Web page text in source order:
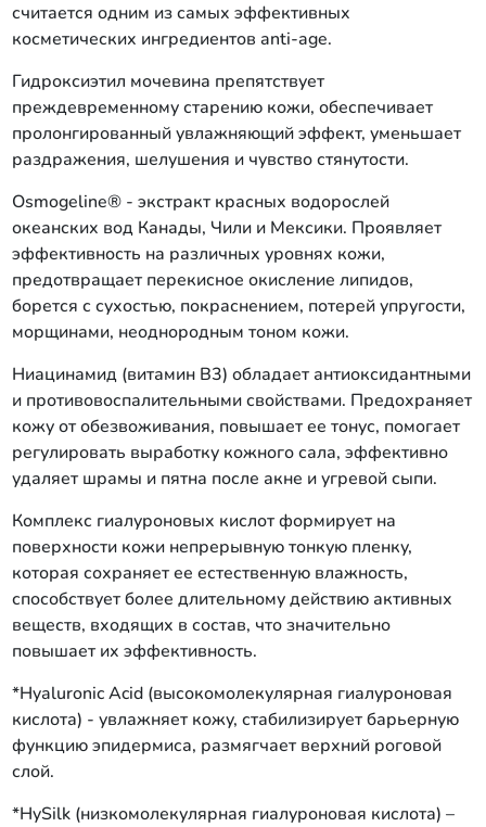
считается одним из самых эффективных
косметических ингредиентов anti-age.
Гидроксиэтил мочевина препятствует
преждевременному старению кожи, обеспечивает
пролонгированный увлажняющий эффект, уменьшает
раздражения, шелушения и чувство стянутости.
Osmogeline® - экстракт красных водорослей
океанских вод Канады, Чили и Мексики. Проявляет
эффективность на различных уровнях кожи,
предотвращает перекисное окисление липидов,
борется с сухостью, покраснением, потерей упругости,
морщинами, неоднородным тоном кожи.
Ниацинамид (витамин В3) обладает антиоксидантными
и противовоспалительными свойствами. Предохраняет
кожу от обезвоживания, повышает ее тонус, помогает
регулировать выработку кожного сала, эффективно
удаляет шрамы и пятна после акне и угревой сыпи.
Комплекс гиалуроновых кислот формирует на
поверхности кожи непрерывную тонкую пленку,
которая сохраняет ее естественную влажность,
способствует более длительному действию активных
веществ, входящих в состав, что значительно
повышает их эффективность.
*Hyaluronic Acid (высокомолекулярная гиалуроновая
кислота) - увлажняет кожу, стабилизирует барьерную
функцию эпидермиса, размягчает верхний роговой
слой.
*HySilk (низкомолекулярная гиалуроновая кислота) –